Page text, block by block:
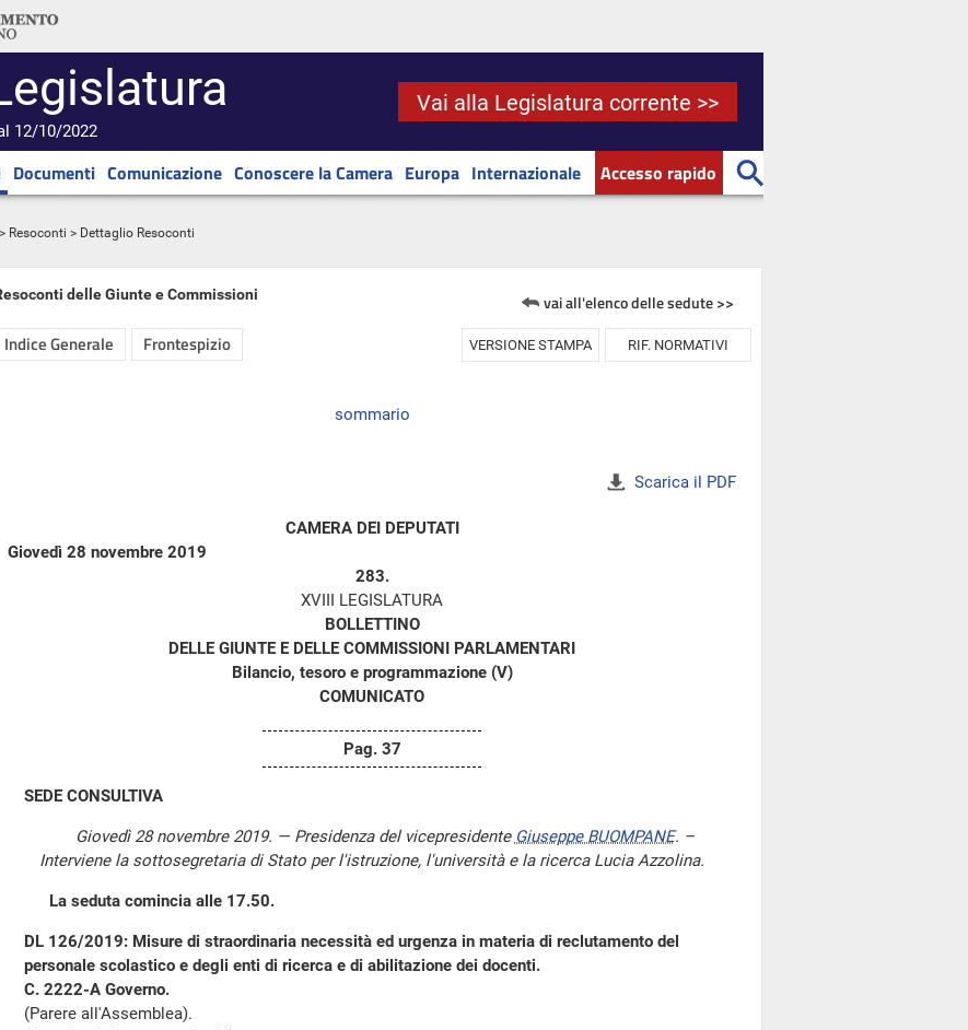
12/10/2022
Vai alla Legislatura corrente >>
Documenti Comunicazione Conoscere la Camera Europa Internazionale Accesso rapido
> Resoconti > Dettaglio Resoconti
delle Giunte e Commissioni vai all'elenco delle sedute >>
Indice Generale Frontespizio VERSIONE STAMPA RIF. NORMATIVI
sommario
Scarica il PDF
CAMERA DEI DEPUTATI
Giovedì 28 novembre 2019
283.
XVIII LEGISLATURA
BOLLETTINO
DELLE GIUNTE E DELLE COMMISSIONI PARLAMENTARI
Bilancio, tesoro e programmazione (V)
COMUNICATO
Pag. 37
SEDE CONSULTIVA
Giovedì 28 novembre 2019. — Presidenza del vicepresidente Giuseppe BUOMPANE. –
Interviene la sottosegretaria di Stato per l'istruzione, l'università e la ricerca Lucia Azzolina.
La seduta comincia alle 17.50.
DL 126/2019: Misure di straordinaria necessità ed urgenza in materia di reclutamento del
personale scolastico e degli enti di ricerca e di abilitazione dei docenti.
C. 2222-A Governo.
(Parere all'Assemblea).